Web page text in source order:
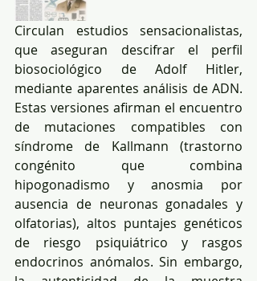
Circulan estudios sensacionalistas,
que aseguran descifrar el perfil
biosociológico de Adolf Hitler,
mediante aparentes análisis de ADN.
Estas versiones afirman el encuentro
de mutaciones compatibles con
síndrome de Kallmann (trastorno
congénito que combina
hipogonadismo y anosmia por
ausencia de neuronas gonadales y
olfatorias), altos puntajes genéticos
de riesgo psiquiátrico y rasgos
endocrinos anómalos. Sin embargo,